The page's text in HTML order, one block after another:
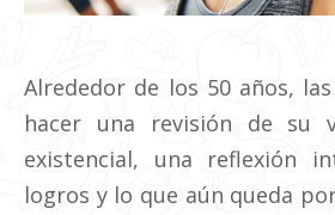
Alrededor de los 50 años,
hacer una revisión de su
existencial, una reflexión
logros y lo que aún queda